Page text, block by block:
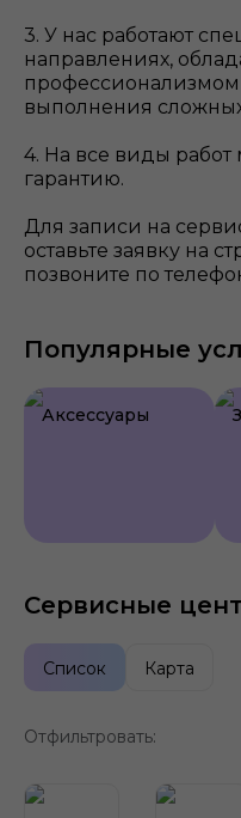
3. У нас работают
направлениях,
выполнения
4. На все виды
гарантию.
Для записи на
оставьте заявку на
позвоните по
Популярные
Аксессуары
Сервисные
Список Карта
Отфильтровать: